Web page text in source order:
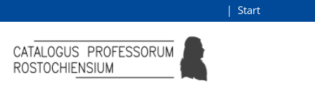
Browsen
direkt zum Inhalt
Start